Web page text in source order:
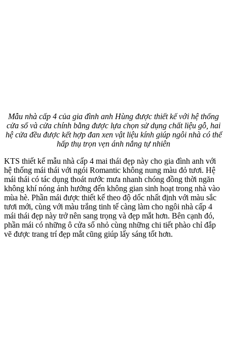
Mẫu nhà cấp 4 của gia đình anh Hùng được thiết kế với hệ thống
cửa sổ và cửa chính bằng được lựa chọn sử dụng chất liệu gỗ, hai
hệ cửa đều được kết hợp đan xen vật liệu kính giúp ngôi nhà có thể
hấp thụ trọn vẹn ánh nắng tự nhiên
KTS thiết kế mẫu nhà cấp 4 mai thái đẹp này cho gia đình anh với
hệ thống mái thái với ngói Romantic không nung màu đỏ tươi. Hệ
mái thái có tác dụng thoát nước mưa nhanh chóng đồng thời ngăn
không khí nóng ảnh hưởng đến không gian sinh hoạt trong nhà vào
mùa hè. Phần mái được thiết kế theo độ dốc nhất định với màu sắc
tươi mới, cùng với màu trắng tinh tế càng làm cho ngôi nhà cấp 4
mái thái đẹp này trở nên sang trọng và đẹp mắt hơn. Bên cạnh đó,
phần mái có những ô cửa sổ nhỏ cùng những chi tiết phào chỉ đắp
vẽ được trang trí đẹp mắt cũng giúp lấy sáng tốt hơn.